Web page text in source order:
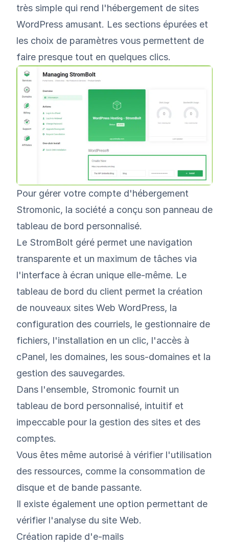
très simple qui rend l'hébergement de sites
WordPress amusant. Les sections épurées et
les choix de paramètres vous permettent de
faire presque tout en quelques clics.
Pour gérer votre compte d'hébergement
Stromonic, la société a conçu son panneau de
tableau de bord personnalisé.
Le StromBolt géré permet une navigation
transparente et un maximum de tâches via
l'interface à écran unique elle-même. Le
tableau de bord du client permet la création
de nouveaux sites Web WordPress, la
configuration des courriels, le gestionnaire de
fichiers, l'installation en un clic, l'accès à
cPanel, les domaines, les sous-domaines et la
gestion des sauvegardes.
Dans l'ensemble, Stromonic fournit un
tableau de bord personnalisé, intuitif et
impeccable pour la gestion des sites et des
comptes.
Vous êtes même autorisé à vérifier l'utilisation
des ressources, comme la consommation de
disque et de bande passante.
Il existe également une option permettant de
vérifier l'analyse du site Web.
Création rapide d'e-mails